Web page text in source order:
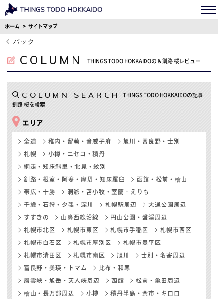
ホーム サイトマップ
バック
COLUMN THINGS TODO HOKKAIDOの＆釧路 桜レビュー
COLUMN SEARCH
THINGS TODO HOKKAIDOの記事
釧路 桜を検索
エリア
全道 稚内・留萌・音威子府 旭川・富良野・士別
札幌 小樽・ニセコ・積丹
網走・知床斜里・北見・紋別
釧路・根室・阿寒・摩周・知床羅臼 函館・松前・檜山
帯広・十勝 洞爺・苫小牧・室蘭・えりも
千歳・石狩・夕張・深川 札幌駅周辺 大通公園周辺
すすきの 山鼻西線沿線 円山公園・盤渓周辺
札幌市北区 札幌市東区 札幌市手稲区 札幌市西区
札幌市白石区 札幌市厚別区 札幌市豊平区
札幌市清田区 札幌市南区 旭川 士別・名寄周辺
富良野・美瑛・トマム 比布・和寒
層雲峡・旭岳・天人峡周辺 函館 松前・亀田周辺
檜山・長万部周辺 小樽 積丹半島・余市・キロロ